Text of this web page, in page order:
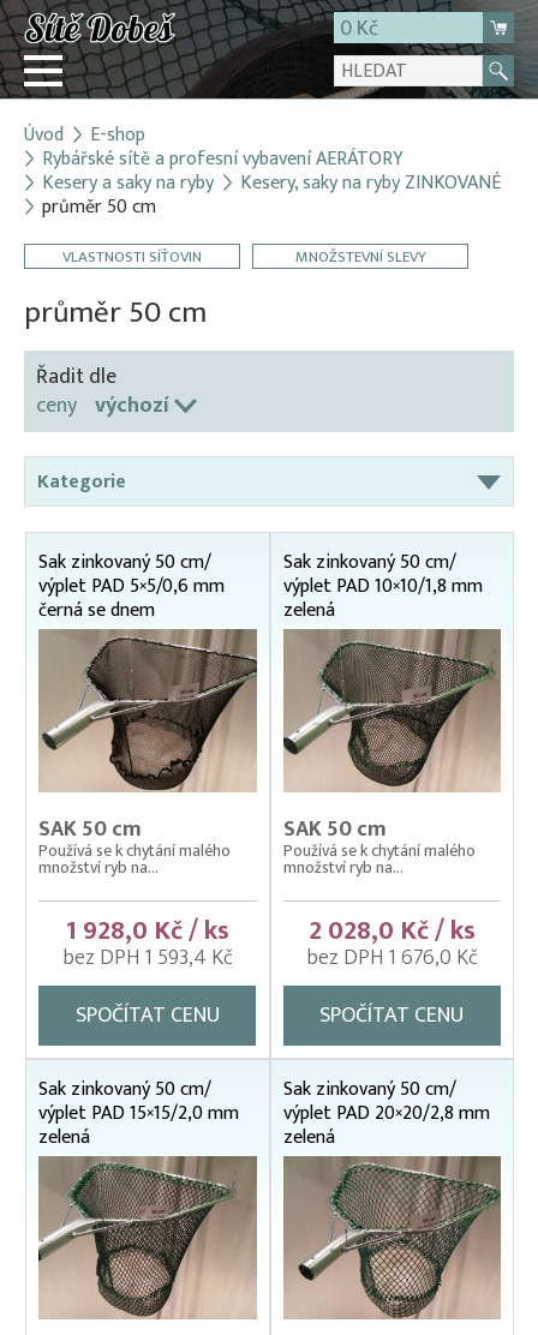
0 Kč
Přihlásit
Registrace
O firmě
Kontakt
Úvod E-shop
Rybářské sítě a profesní vybavení AERÁTORY
Kesery a saky na ryby Kesery, saky na ryby ZINKOVANÉ
průměr 50 cm
VLASTNOSTI SÍŤOVIN MNOŽSTEVNÍ SLEVY
průměr 50 cm
Řadit dle
ceny výchozí
Kategorie
Čeřeny hospodářské
Kádě, kbelíky, vany
Kesery a saky na ryby
Dřevěné násady
Kesery mechanické ZINKOVANÉ
Kesery, saky na ryby NEREZOVÉ
Kesery, saky na ryby ZINKOVANÉ
průměr 45 cm
průměr 50 cm
průměr 60 cm
průměr 80 cm
Sáčky drátěné NEREZOVÉ
Samostatné rámy
Výplety – síťky pro kesery, saky
Kolíbky – klecové plovoucí odchovny
Kolíbky – krycí sítě na kolíbky
Kolíbky/haltýře – dvojitý plovoucí rám
Kolíbky/haltýře – jednoduchý plovoucí rám
Kolíbky/haltýře jednoduché závěsné (klecové sítě)
Krycí sítě na kádě a bazény
Krycí sítě na sádky, rybníky a klecové chovy
Sak zinkovaný 50 cm/
výplet PAD 5×5/0,6 mm
černá se dnem
SAK 50 cm
Používá se k chytání malého
množství ryb na...
1 928,0 Kč / ks
bez DPH 1 593,4 Kč
SPOČÍTAT CENU
Sak zinkovaný 50 cm/
výplet PAD 10×10/1,8 mm
zelená
SAK 50 cm
Používá se k chytání malého
množství ryb na...
2 028,0 Kč / ks
bez DPH 1 676,0 Kč
SPOČÍTAT CENU
Sak zinkovaný 50 cm/
výplet PAD 15×15/2,0 mm
zelená
Sak zinkovaný 50 cm/
výplet PAD 20×20/2,8 mm
zelená